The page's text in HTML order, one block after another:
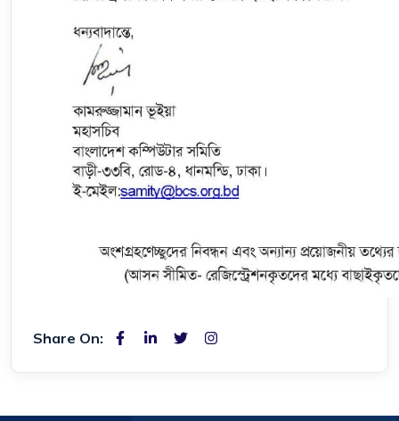
Share On: